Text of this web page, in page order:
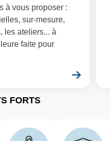
à vous proposer :
sur-mesure,
les ateliers... à
faite pour
FORTS